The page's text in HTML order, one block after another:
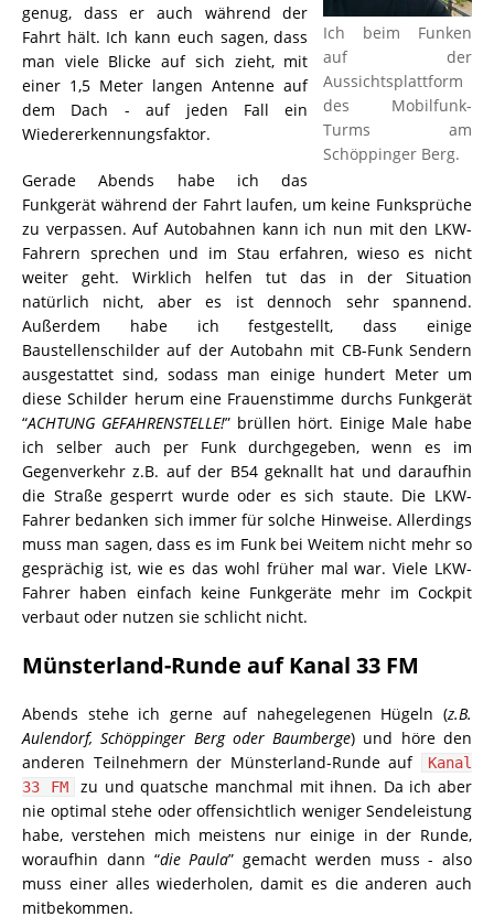
Ich beim Funken
auf der
Aussichtsplattform
des Mobilfunk-
Turms am
Schöppinger Berg.
genug, dass er auch während der
Fahrt hält. Ich kann euch sagen, dass
man viele Blicke auf sich zieht, mit
einer 1,5 Meter langen Antenne auf
dem Dach - auf jeden Fall ein
Wiedererkennungsfaktor.
Gerade Abends habe ich das
Funkgerät während der Fahrt laufen, um keine Funksprüche
zu verpassen. Auf Autobahnen kann ich nun mit den LKW-
Fahrern sprechen und im Stau erfahren, wieso es nicht
weiter geht. Wirklich helfen tut das in der Situation
natürlich nicht, aber es ist dennoch sehr spannend.
Außerdem habe ich festgestellt, dass einige
Baustellenschilder auf der Autobahn mit CB-Funk Sendern
ausgestattet sind, sodass man einige hundert Meter um
diese Schilder herum eine Frauenstimme durchs Funkgerät
“ACHTUNG GEFAHRENSTELLE!” brüllen hört. Einige Male habe
ich selber auch per Funk durchgegeben, wenn es im
Gegenverkehr z.B. auf der B54 geknallt hat und daraufhin
die Straße gesperrt wurde oder es sich staute. Die LKW-
Fahrer bedanken sich immer für solche Hinweise. Allerdings
muss man sagen, dass es im Funk bei Weitem nicht mehr so
gesprächig ist, wie es das wohl früher mal war. Viele LKW-
Fahrer haben einfach keine Funkgeräte mehr im Cockpit
verbaut oder nutzen sie schlicht nicht.
Münsterland-Runde auf Kanal 33 FM
Abends stehe ich gerne auf nahegelegenen Hügeln (z.B.
Aulendorf, Schöppinger Berg oder Baumberge) und höre den
anderen Teilnehmern der Münsterland-Runde auf
Kanal
33 FM
zu und quatsche manchmal mit ihnen. Da ich aber
nie optimal stehe oder offensichtlich weniger Sendeleistung
habe, verstehen mich meistens nur einige in der Runde,
woraufhin dann “die Paula” gemacht werden muss - also
muss einer alles wiederholen, damit es die anderen auch
mitbekommen.